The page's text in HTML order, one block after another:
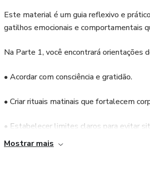
Este material é um guia reflexivo e
gatilhos emocionais e comportamentais
Na Parte 1, você encontrará orientações
• Acordar com consciência e gratidão.
• Criar rituais matinais que fortalecem
• Estabelecer limites claros para evitar
Mostrar mais